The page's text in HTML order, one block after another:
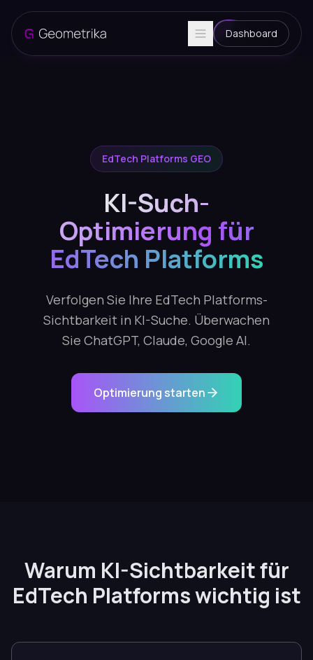
Dashboard
EdTech Platforms GEO
KI-Such-
Optimierung für
EdTech Platforms
Verfolgen Sie Ihre EdTech Platforms-
Sichtbarkeit in KI-Suche. Überwachen
Sie ChatGPT, Claude, Google AI.
Optimierung starten
Warum KI-Sichtbarkeit für
EdTech Platforms wichtig ist